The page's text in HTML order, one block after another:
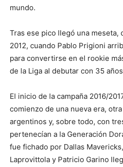
mundo.
Tras ese pico llegó una
2012, cuando Pablo Prigioni
para convertirse en el rookie
de la Liga al debutar con 35
El inicio de la campaña 2016/
comienzo de una nueva era,
argentinos y, sobre todo, con
pertenecían a la Generación
fue fichado por Dallas
Laprovittola y Patricio Garino